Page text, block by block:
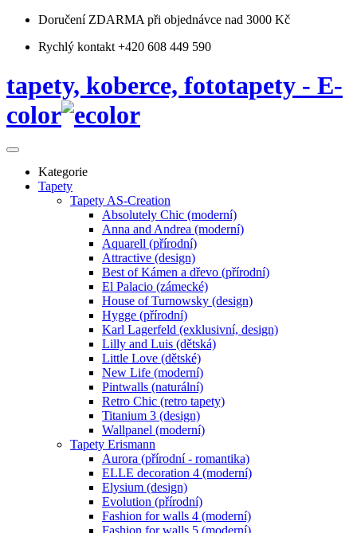
Doručení ZDARMA při objednávce nad 3000 Kč
Rychlý kontakt +420 608 449 590
tapety, koberce, fototapety - E-
color
Kategorie
Tapety
Tapety AS-Creation
Absolutely Chic (moderní)
Anna and Andrea (moderní)
Aquarell (přírodní)
Attractive (design)
Best of Kámen a dřevo (přírodní)
El Palacio (zámecké)
House of Turnowsky (design)
Hygge (přírodní)
Karl Lagerfeld (exklusivní, design)
Lilly and Luis (dětská)
Little Love (dětské)
New Life (moderní)
Pintwalls (naturální)
Retro Chic (retro tapety)
Titanium 3 (design)
Wallpanel (moderní)
Tapety Erismann
Aurora (přírodní - romantika)
ELLE decoration 4 (moderní)
Elysium (design)
Evolution (přírodní)
Fashion for walls 4 (moderní)
Fashion for walls 5 (moderní)